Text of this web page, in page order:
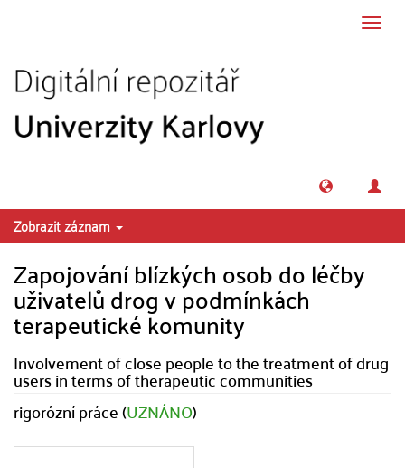
Zobrazit záznam
Zapojování blízkých osob do léčby
uživatelů drog v podmínkách
terapeutické komunity
Involvement of close people to the treatment of drug
users in terms of therapeutic communities
rigorózní práce (UZNÁNO)